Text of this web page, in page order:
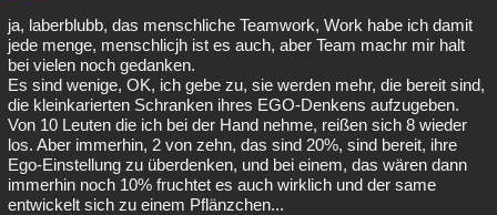
ja, laberblubb, das menschliche Teamwork, Work habe ich damit
jede menge, menschlicjh ist es auch, aber Team machr mir halt
bei vielen noch gedanken.
Es sind wenige, OK, ich gebe zu, sie werden mehr, die bereit sind,
die kleinkarierten Schranken ihres EGO-Denkens aufzugeben.
Von 10 Leuten die ich bei der Hand nehme, reißen sich 8 wieder
los. Aber immerhin, 2 von zehn, das sind 20%, sind bereit, ihre
Ego-Einstellung zu überdenken, und bei einem, das wären dann
immerhin noch 10% fruchtet es auch wirklich und der same
entwickelt sich zu einem Pflänzchen...